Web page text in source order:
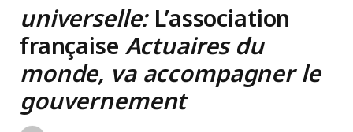
universelle:L’association
française Actuaires du
monde, va accompagner le
gouvernement